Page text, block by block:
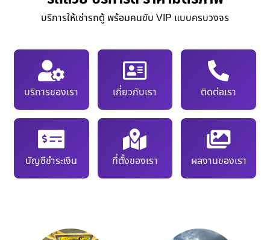
บริการให้เช่ารถตู้ พร้อมคนขับ VIP แบบครบวงจร
บริการของเรา เกี่ยวกับเรา ติดต่อเรา
บัญชีชำระเงิน ที่ตั้งของเรา ผลงานของเรา